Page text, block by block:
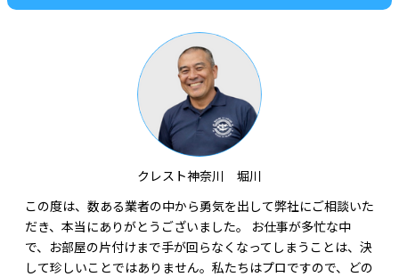
クレスト神奈川 堀川
この度は、数ある業者の中から勇気を出して弊社にご相談いた
だき、本当にありがとうございました。 お仕事が多忙な中
で、お部屋の片付けまで手が回らなくなってしまうことは、決
して珍しいことではありません。私たちはプロですので、どの